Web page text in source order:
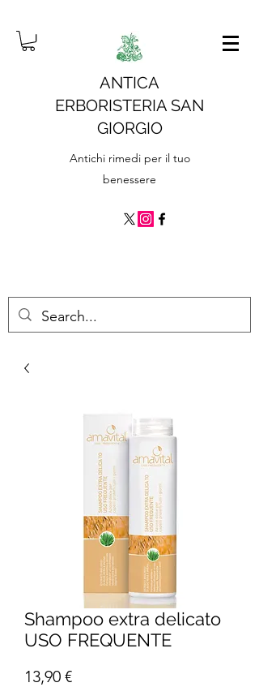
ANTICA
ERBORISTERIA SAN
GIORGIO
Antichi rimedi per il tuo
benessere
Shampoo extra delicato
USO FREQUENTE
13,90 €Prezzo